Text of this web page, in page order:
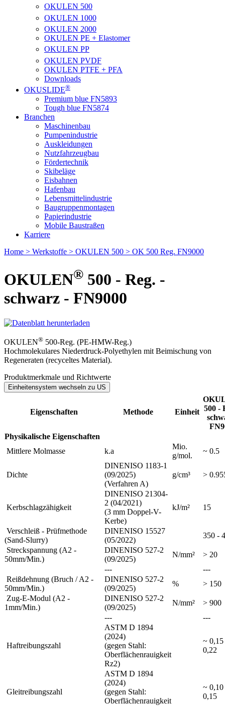
OKULEN 500
OKULEN 1000
OKULEN 2000
OKULEN PE + Elastomer
OKULEN PP
OKULEN PVDF
OKULEN PTFE + PFA
Downloads
OKUSLIDE®
Premium blue FN5893
Tough blue FN5874
Branchen
Maschinenbau
Pumpenindustrie
Auskleidungen
Nutzfahrzeugbau
Fördertechnik
Skibeläge
Eisbahnen
Hafenbau
Lebensmittelindustrie
Baugruppenmontagen
Papierindustrie
Mobile Baustraßen
Karriere
Home > Werkstoffe > OKULEN 500 > OK 500 Reg. FN9000
OKULEN® 500 - Reg. -
schwarz - FN9000
OKULEN® 500-Reg. (PE-HMW-Reg.)
Hochmolekulares Niederdruck-Polyethylen mit Beimischung von
Regeneraten (recyceltes Material).
Produktmerkmale und Richtwerte
Eigenschaften Methode Einheit 500 -
Physikalische Eigenschaften
Mittlere Molmasse
k.a
Mio.
g/mol.
~ 0.5
Dichte
DINENISO 1183-1
(09/2025)
(Verfahren A)
g/cm³ >
Kerbschlagzähigkeit
DINENISO 21304-
2 (04/2021)
(3 mm Doppel-V-
Kerbe)
kJ/m² 15
Verschleiß - Prüfmethode
(Sand-Slurry)
DINENISO 15527
(05/2022)
350 -
Streckspannung (A2 -
50mm/Min.)
DINENISO 527-2
(09/2025)
N/mm²
> 20
---
---
Reißdehnung (Bruch / A2 -
50mm/Min.)
DINENISO 527-2
(09/2025)
%
> 150
Zug-E-Modul (A2 -
1mm/Min.)
DINENISO 527-2
(09/2025)
N/mm²
> 900
---
---
Haftreibungszahl
ASTM D 1894
(2024)
(gegen Stahl:
Oberflächenrauigkeit
Rz2)
~ 0,15
0,22
Gleitreibungszahl
ASTM D 1894
(2024)
(gegen Stahl:
Oberflächenrauigkeit
~ 0,10
0,15